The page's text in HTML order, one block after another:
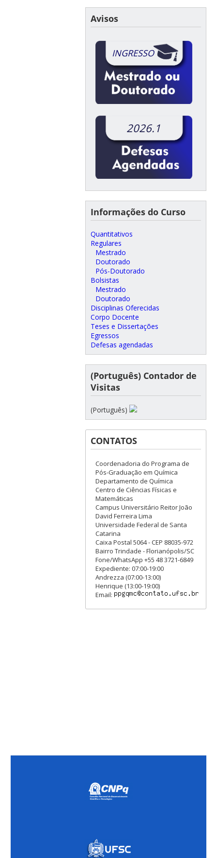
Avisos
INGRESSO
2026.1
Informações do Curso
Quantitativos
Regulares
Mestrado
Doutorado
Pós-Doutorado
Bolsistas
Mestrado
Doutorado
Disciplinas Oferecidas
Corpo Docente
Teses e Dissertações
Egressos
Defesas agendadas
(Português) Contador de
Visitas
(Português)
CONTATOS
Coordenadoria do Programa de
Pós-Graduação em Química
Departamento de Química
Centro de Ciências Físicas e
Matemáticas
Campus Universitário Reitor João
David Ferreira Lima
Universidade Federal de Santa
Catarina
Caixa Postal 5064 - CEP 88035-972
Bairro Trindade - Florianópolis/SC
Fone/WhatsApp +55 48 3721-6849
Expediente: 07:00-19:00
Andrezza (07:00-13:00)
Henrique (13:00-19:00)
Email: